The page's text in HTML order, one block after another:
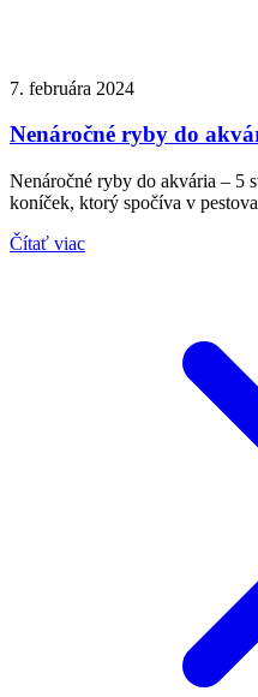
7. februára 2024
Nenáročné ryby do
Nenáročné ryby do akvária – 5
koníček, ktorý spočíva v
Čítať viac